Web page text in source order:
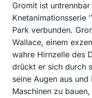
Gromit ist
Knetanimationsserie
Park verbunden.
Wallace, einem
wahre Hirnzelle des
drückt er sich durch
seine Augen aus
Maschinen zu